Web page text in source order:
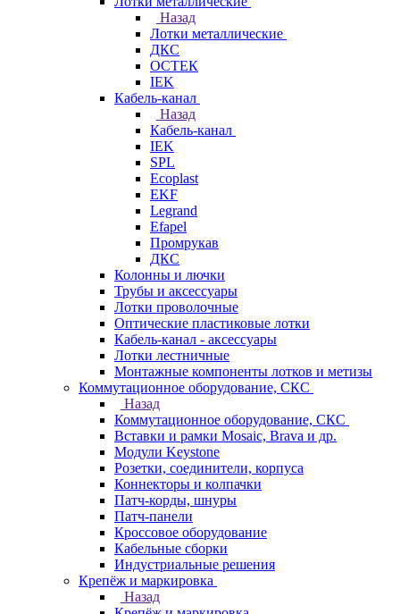
Назад
Лотки металлические
ДКС
ОСТЕК
IEK
Кабель-канал
Назад
Кабель-канал
IEK
SPL
Ecoplast
EKF
Legrand
Efapel
Промрукав
ДКС
Колонны и лючки
Трубы и аксессуары
Лотки проволочные
Оптические пластиковые лотки
Кабель-канал - аксессуары
Лотки лестничные
Монтажные компоненты лотков и метизы
Коммутационное оборудование, СКС
Назад
Коммутационное оборудование, СКС
Вставки и рамки Mosaic, Brava и др.
Модули Keystone
Розетки, соединители, корпуса
Коннекторы и колпачки
Патч-корды, шнуры
Патч-панели
Кроссовое оборудование
Кабельные сборки
Индустриальные решения
Крепёж и маркировка
Назад